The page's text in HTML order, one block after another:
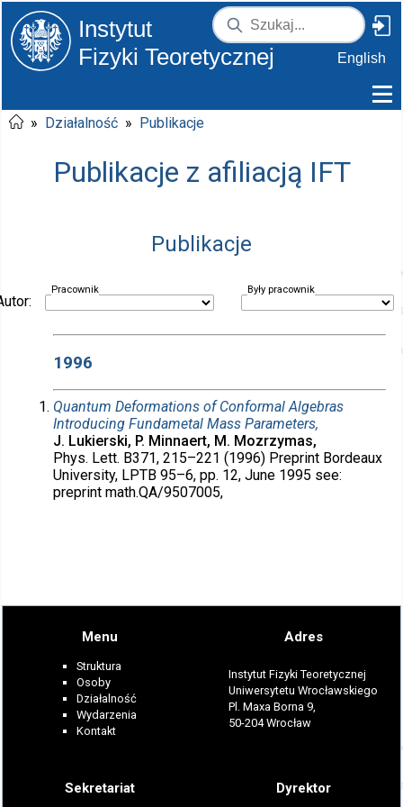
Instytut
Fizyki Teoretycznej
English
» Działalność » Publikacje
Publikacje z afiliacją IFT
Publikacje
Pracownik Były pracownik
1996
Quantum Deformations of Conformal Algebras
Introducing Fundametal Mass Parameters,
J. Lukierski, P. Minnaert, M. Mozrzymas,
Phys. Lett. B371, 215–221 (1996) Preprint Bordeaux
University, LPTB 95–6, pp. 12, June 1995 see:
preprint math.QA/9507005,
Menu
Struktura
Osoby
Działalność
Wydarzenia
Kontakt
Adres
Instytut Fizyki Teoretycznej
Uniwersytetu Wrocławskiego
Pl. Maxa Borna 9,
50-204 Wrocław
Sekretariat Dyrektor